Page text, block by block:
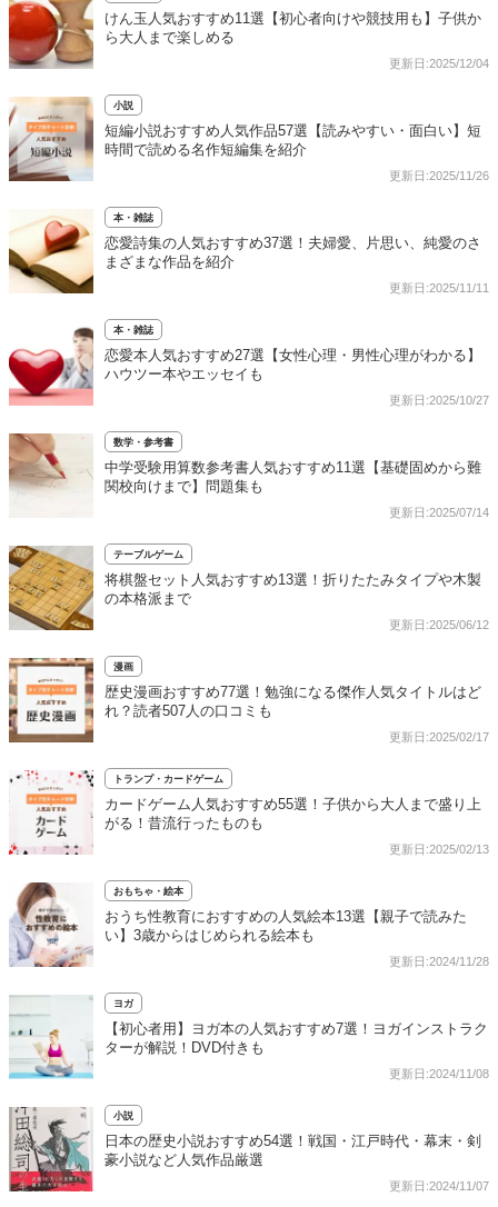
けん玉人気おすすめ11選【初心者向けや競技用も】子供か
ら大人まで楽しめる
更新日:2025/12/04
小説
短編小説おすすめ人気作品57選【読みやすい・面白い】短
時間で読める名作短編集を紹介
更新日:2025/11/26
本・雑誌
恋愛詩集の人気おすすめ37選！夫婦愛、片思い、純愛のさ
まざまな作品を紹介
更新日:2025/11/11
本・雑誌
恋愛本人気おすすめ27選【女性心理・男性心理がわかる】
ハウツー本やエッセイも
更新日:2025/10/27
数学・参考書
中学受験用算数参考書人気おすすめ11選【基礎固めから難
関校向けまで】問題集も
更新日:2025/07/14
テーブルゲーム
将棋盤セット人気おすすめ13選！折りたたみタイプや木製
の本格派まで
更新日:2025/06/12
漫画
歴史漫画おすすめ77選！勉強になる傑作人気タイトルはど
れ？読者507人の口コミも
更新日:2025/02/17
トランプ・カードゲーム
カードゲーム人気おすすめ55選！子供から大人まで盛り上
がる！昔流行ったものも
更新日:2025/02/13
おもちゃ・絵本
おうち性教育におすすめの人気絵本13選【親子で読みた
い】3歳からはじめられる絵本も
更新日:2024/11/28
ヨガ
【初心者用】ヨガ本の人気おすすめ7選！ヨガインストラク
ターが解説！DVD付きも
更新日:2024/11/08
小説
日本の歴史小説おすすめ54選！戦国・江戸時代・幕末・剣
豪小説など人気作品厳選
更新日:2024/11/07